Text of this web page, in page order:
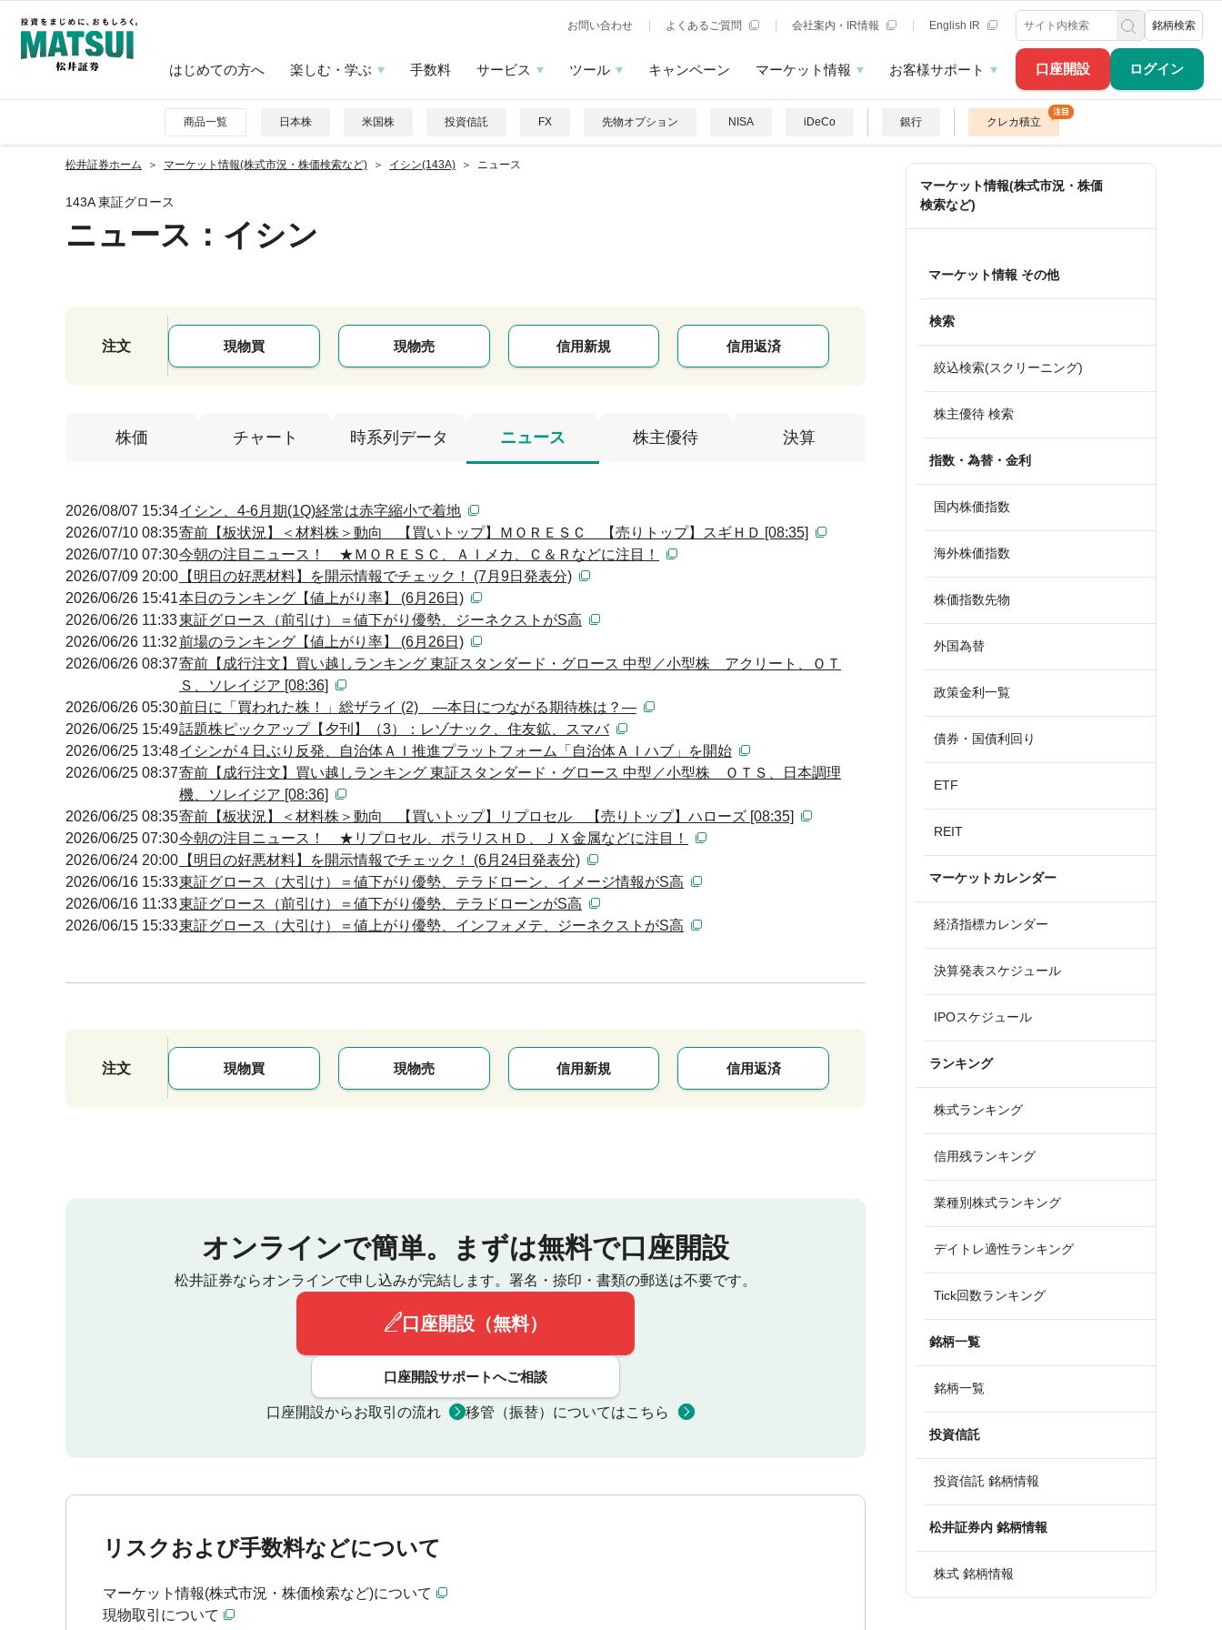
口座開設 ログイン
お問い合わせ よくあるご質問 会社案内・IR情報 English IR 銘柄検索
はじめての方へ 楽しむ・学ぶ 手数料 サービス ツール キャンペーン マーケット情報 お客様サポート
商品一覧 日本株 米国株 投資信託 FX 先物オプション NISA iDeCo 銀行 クレカ積立
松井証券ホーム マーケット情報(株式市況・株価検索など) イシン(143A) ニュース
143A 東証グロース
ニュース ：イシン
注文 現物買 現物売 信用新規 信用返済
株価 チャート 時系列データ ニュース 株主優待 決算
2026/08/07 15:34イシン、4-6月期(1Q)経常は赤字縮小で着地
2026/07/10 08:35寄前【板状況】＜材料株＞動向 【買いトップ】ＭＯＲＥＳＣ 【売りトップ】スギＨＤ [08:35]
2026/07/10 07:30今朝の注目ニュース！ ★ＭＯＲＥＳＣ、ＡＩメカ、Ｃ＆Ｒなどに注目！
2026/07/09 20:00 【明日の好悪材料】を開示情報でチェック！ (7月9日発表分)
2026/06/26 15:41本日のランキング【値上がり率】 (6月26日)
2026/06/26 11:33東証グロース（前引け）＝値下がり優勢、ジーネクストがS高
2026/06/26 11:32前場のランキング【値上がり率】 (6月26日)
2026/06/26 08:37寄前【成行注文】買い越しランキング 東証スタンダード・グロース 中型／小型株 アクリート、ＯＴ
Ｓ、ソレイジア [08:36]
2026/06/26 05:30前日に「買われた株！」総ザライ (2) ―本日につながる期待株は？―
2026/06/25 15:49話題株ピックアップ【夕刊】（3）：レゾナック、住友鉱、スマバ
2026/06/25 13:48イシンが４日ぶり反発、自治体ＡＩ推進プラットフォーム「自治体ＡＩハブ」を開始
2026/06/25 08:37寄前【成行注文】買い越しランキング 東証スタンダード・グロース 中型／小型株 ＯＴＳ、日本調理
機、ソレイジア [08:36]
2026/06/25 08:35寄前【板状況】＜材料株＞動向 【買いトップ】リプロセル 【売りトップ】ハローズ [08:35]
2026/06/25 07:30今朝の注目ニュース！ ★リプロセル、ポラリスＨＤ、ＪＸ金属などに注目！
2026/06/24 20:00 【明日の好悪材料】を開示情報でチェック！ (6月24日発表分)
2026/06/16 15:33東証グロース（大引け）＝値下がり優勢、テラドローン、イメージ情報がS高
2026/06/16 11:33東証グロース（前引け）＝値下がり優勢、テラドローンがS高
2026/06/15 15:33東証グロース（大引け）＝値上がり優勢、インフォメテ、ジーネクストがS高
注文 現物買 現物売 信用新規 信用返済
オンラインで簡単。 まずは無料で口座開設
松井証券ならオンラインで申し込みが完結します。 署名・捺印・書類の郵送は不要です。
口座開設（無料）
口座開設サポートへご相談
口座開設からお取引の流れ 移管（振替）についてはこちら
リスクおよび手数料などについて
マーケット情報(株式市況・株価検索など)について
現物取引について
マーケット情報(株式市況・株価
検索など)
マーケット情報 その他
検索
絞込検索(スクリーニング)
株主優待 検索
指数・為替・金利
国内株価指数
海外株価指数
株価指数先物
外国為替
政策金利一覧
債券・国債利回り
ETF
REIT
マーケットカレンダー
経済指標カレンダー
決算発表スケジュール
IPOスケジュール
ランキング
株式ランキング
信用残ランキング
業種別株式ランキング
デイトレ適性ランキング
Tick回数ランキング
銘柄一覧
銘柄一覧
投資信託
投資信託 銘柄情報
松井証券内 銘柄情報
株式 銘柄情報